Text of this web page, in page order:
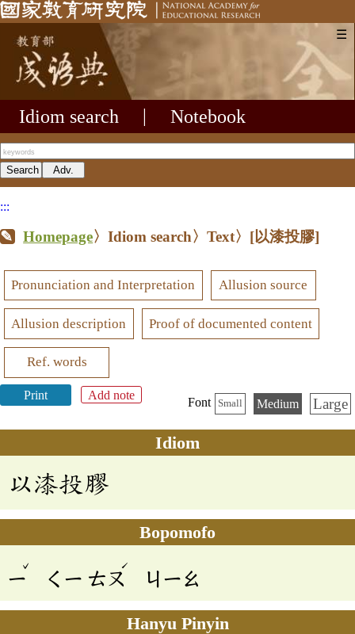
☰
Idiom search Notebook
:::
Homepage〉Idiom search〉Text〉 [以漆投膠]
Pronunciation and Interpretation Allusion source
Allusion description Proof of documented content
Ref. words
Print Add note
Font Small Medium Large
Idiom
以漆投膠
Bopomofo
ㄧ
ˇ
ㄑㄧ ㄊㄡ
ˊ
ㄐㄧㄠ
Hanyu Pinyin